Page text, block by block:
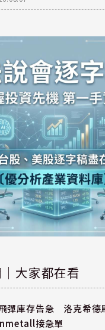
大家都在看
彈庫存告急 洛克希德
接急單